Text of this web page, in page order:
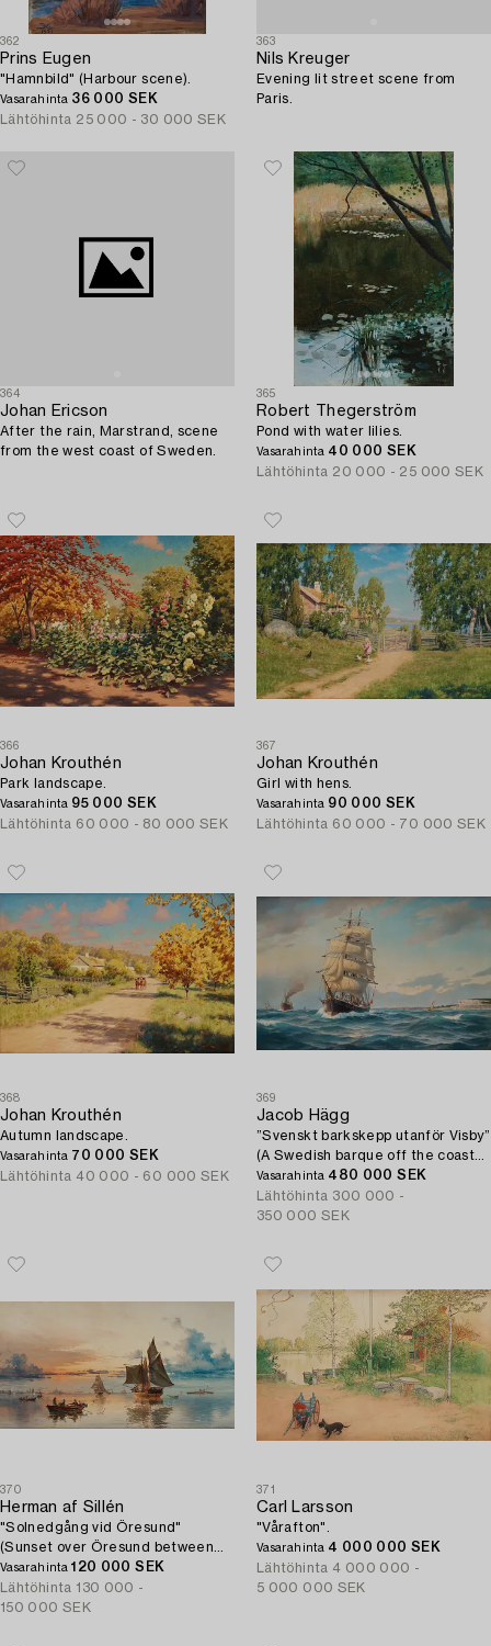
362
Prins Eugen
"Hamnbild" (Harbour scene).
Vasarahinta 36 000 SEK
Lähtöhinta 25 000 - 30 000 SEK
363
Nils Kreuger
Evening lit street scene from
Paris.
364
Johan Ericson
After the rain, Marstrand, scene
from the west coast of Sweden.
365
Robert Thegerström
Pond with water lilies.
Vasarahinta 40 000 SEK
Lähtöhinta 20 000 - 25 000 SEK
366
Johan Krouthén
Park landscape.
Vasarahinta 95 000 SEK
Lähtöhinta 60 000 - 80 000 SEK
367
Johan Krouthén
Girl with hens.
Vasarahinta 90 000 SEK
Lähtöhinta 60 000 - 70 000 SEK
368
Johan Krouthén
Autumn landscape.
Vasarahinta 70 000 SEK
Lähtöhinta 40 000 - 60 000 SEK
369
Jacob Hägg
”Svenskt barkskepp utanför Visby”
(A Swedish barque off the coast
of Visby).
Vasarahinta 480 000 SEK
Lähtöhinta 300 000 -
350 000 SEK
370
Herman af Sillén
"Solnedgång vid Öresund"
(Sunset over Öresund between
Denmark and Sweden).
Vasarahinta120 000 SEK
Lähtöhinta 130 000 -
150 000 SEK
371
Carl Larsson
"Vårafton".
Vasarahinta 4 000 000 SEK
Lähtöhinta 4 000 000 -
5 000 000 SEK